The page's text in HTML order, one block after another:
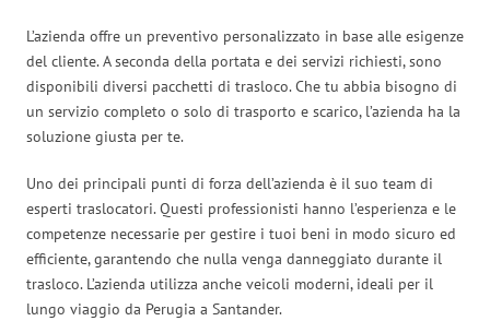
L’azienda offre un preventivo personalizzato in base alle esigenze
del cliente. A seconda della portata e dei servizi richiesti, sono
disponibili diversi pacchetti di trasloco. Che tu abbia bisogno di
un servizio completo o solo di trasporto e scarico, l’azienda ha la
soluzione giusta per te.
Uno dei principali punti di forza dell’azienda è il suo team di
esperti traslocatori. Questi professionisti hanno l’esperienza e le
competenze necessarie per gestire i tuoi beni in modo sicuro ed
efficiente, garantendo che nulla venga danneggiato durante il
trasloco. L’azienda utilizza anche veicoli moderni, ideali per il
lungo viaggio da Perugia a Santander.